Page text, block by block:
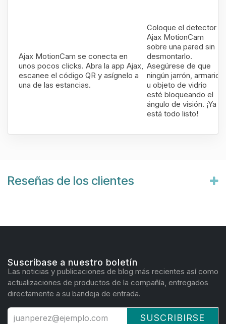
Ajax MotionCam se conecta en
unos pocos clicks. Abra la app Ajax,
escanee el código QR y asígnelo a
una de las estancias.
Coloque el detector
Ajax MotionCam
sobre una pared sin
desmontarlo.
Asegúrese de que
ningún jarrón, armario
u objeto de vidrio
esté bloqueando el
ángulo de visión. ¡Ya
está todo listo!
Reseñas de los clientes
Suscríbase a nuestro boletín
Las noticias y publicaciones de blog más recientes así como
actualizaciones de productos de la compañía, entregados
directamente a su bandeja de entrada.
SUSCRIBIRSE